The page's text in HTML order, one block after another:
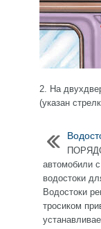
2. На
(указан
автомобили
водостоки
Водостоки
тросиком